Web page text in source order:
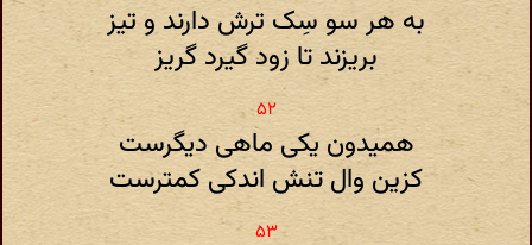
به هر سو سِک ترش دارند و تیز
بریزند تا زود گیرد گریز
همیدون یکی ماهی دیگرست
کزین وال تنش اندکی کمترست